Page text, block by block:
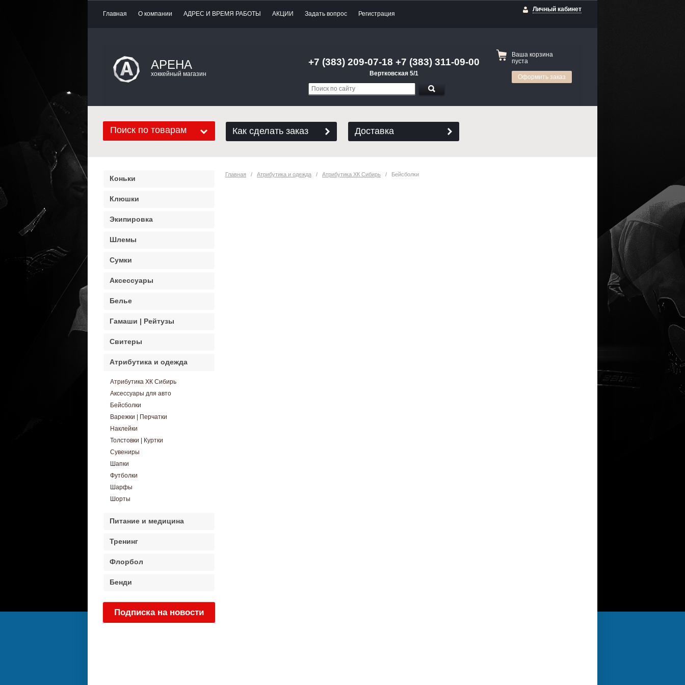
Главная О компании АДРЕС И ВРЕМЯ РАБОТЫ АКЦИИ Задать вопрос Регистрация
Личный кабинет
АРЕНА
хоккейный магазин
+7 (383) 209-07-18 +7 (383) 311-09-00
Вертковская 5/1
Ваша корзина
пуста
Оформить заказ
Поиск по товарам Как сделать заказ Доставка
Главная
   /
Атрибутика и одежда
   /
Атрибутика ХК Сибирь
   /   Бейсболки
Коньки
Клюшки
Экипировка
Шлемы
Сумки
Аксессуары
Белье
Гамаши | Рейтузы
Свитеры
Атрибутика и одежда
Атрибутика ХК Сибирь
Аксессуары для авто
Бейсболки
Варежки | Перчатки
Наклейки
Толстовки | Куртки
Сувениры
Шапки
Футболки
Шарфы
Шорты
Питание и медицина
Тренинг
Флорбол
Бенди
Подписка на новости